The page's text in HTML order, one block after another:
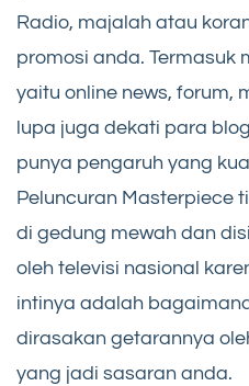
Radio, majalah atau
promosi anda. Termasuk
yaitu online news, forum,
lupa juga dekati para
punya pengaruh yang
Peluncuran Masterpiece
di gedung mewah dan
oleh televisi nasional
intinya adalah
dirasakan getarannya
yang jadi sasaran anda.